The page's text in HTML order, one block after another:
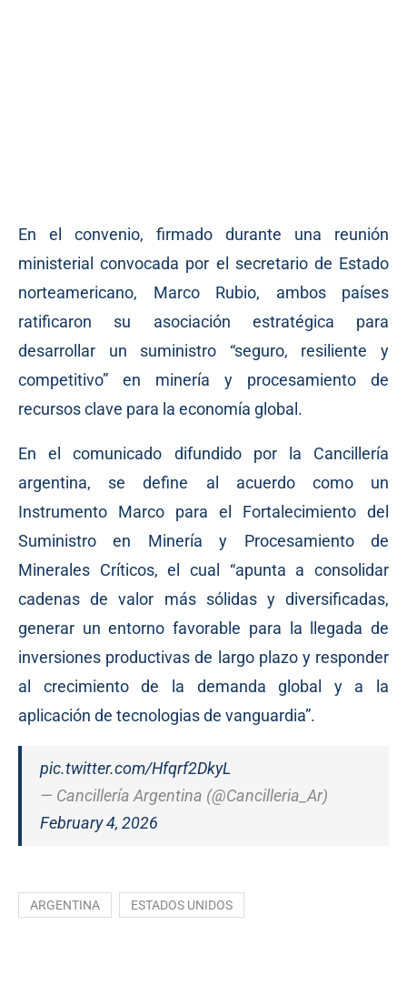
En el convenio, firmado durante una reunión
ministerial convocada por el secretario de Estado
norteamericano, Marco Rubio, ambos países
ratificaron su asociación estratégica para
desarrollar un suministro “seguro, resiliente y
competitivo” en minería y procesamiento de
recursos clave para la economía global.
En el comunicado difundido por la Cancillería
argentina, se define al acuerdo como un
Instrumento Marco para el Fortalecimiento del
Suministro en Minería y Procesamiento de
Minerales Críticos, el cual “apunta a consolidar
cadenas de valor más sólidas y diversificadas,
generar un entorno favorable para la llegada de
inversiones productivas de largo plazo y responder
al crecimiento de la demanda global y a la
aplicación de tecnologias de vanguardia”.
pic.twitter.com/Hfqrf2DkyL
— Cancillería Argentina (@Cancilleria_Ar)
February 4, 2026
ARGENTINA ESTADOS UNIDOS